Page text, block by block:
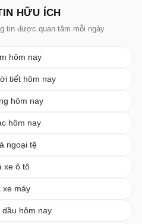
HỮU ÍCH
tin được quan tâm mỗi ngày
hôm nay
tiết hôm nay
hôm nay
hôm nay
ngoại tệ
xe ô tô
xe máy
dầu hôm nay